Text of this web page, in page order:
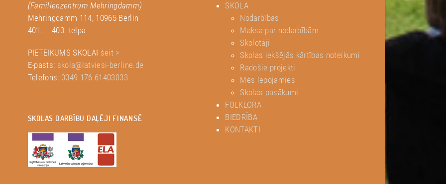
(Familienzentrum Mehringdamm)
Mehringdamm 114, 10965 Berlin
401. – 403. telpa
PIETEIKUMS SKOLAI šeit >
E-pasts: skola@latviesi-berline.de
Telefons: 0049 176 61403033
SKOLAS DARBĪBU DAĻĒJI FINANSĒ
SKOLA
Nodarbības
Maksa par nodarbībām
Skolotāji
Skolas iekšējās kārtības noteikumi
Radošie projekti
Mēs lepojamies
Skolas pasākumi
FOLKLORA
BIEDRĪBA
KONTAKTI